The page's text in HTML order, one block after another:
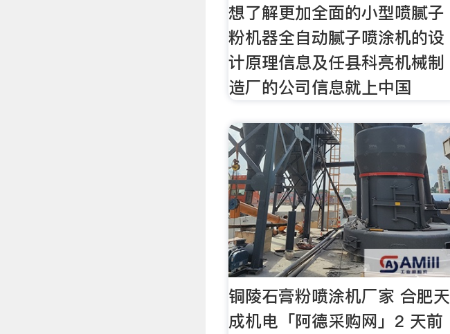
想了解更加全面的小型喷腻子
粉机器全自动腻子喷涂机的设
计原理信息及任县科亮机械制
造厂的公司信息就上中国
铜陵石膏粉喷涂机厂家 合肥天
成机电「阿德采购网」2 天前